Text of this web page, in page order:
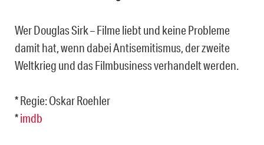
Wer Douglas Sirk – Filme liebt und keine Probleme
damit hat, wenn dabei Antisemitismus, der zweite
Weltkrieg und das Filmbusiness verhandelt werden.
* Regie: Oskar Roehler
*imdb